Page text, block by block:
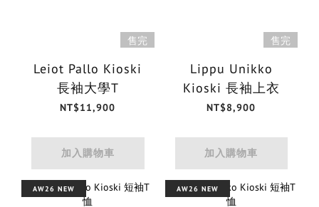
售完
Leiot Pallo Kioski
長袖大學T
NT$11,900
加入購物車
售完
Lippu Unikko
Kioski 長袖上衣
NT$8,900
加入購物車
AW26 NEW AW26 NEW